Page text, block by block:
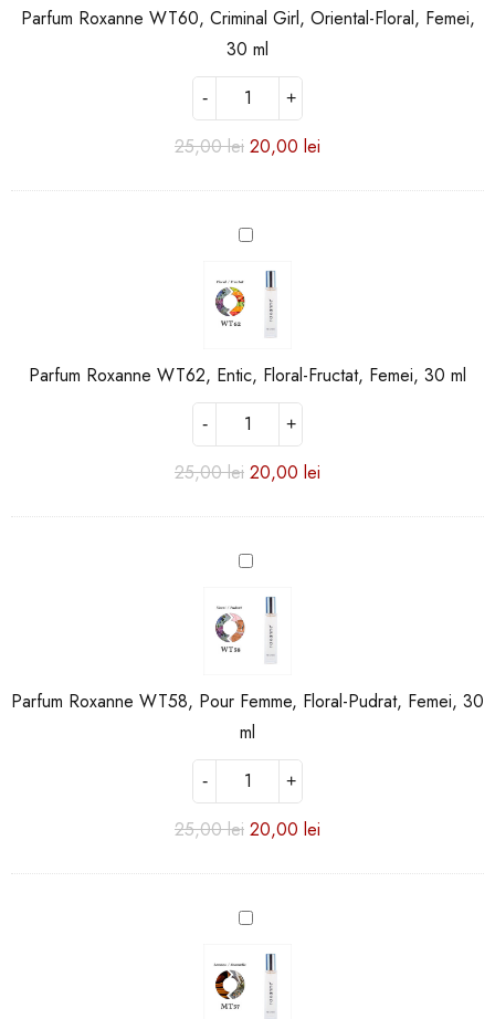
Floral,
Femei,
ml
Parfum Roxanne WT60, Criminal Girl, Oriental-Floral, Femei,
30 ml
25,00lei 20,00 lei
Parfum
WT62,
Entic,
Floral-
Femei,
30
ml
Parfum Roxanne WT62, Entic, Floral-Fructat, Femei, 30 ml
25,00lei 20,00 lei
Parfum
WT58,
Pour
Femme,
Pudrat,
Femei,
ml
Parfum Roxanne WT58, Pour Femme, Floral-Pudrat, Femei, 30
ml
25,00lei 20,00 lei
Parfum
MT37,
White
Croc,